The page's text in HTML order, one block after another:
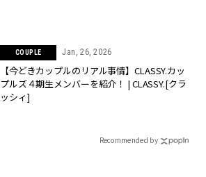
COUPLE Jan, 26, 2026
【今どきカップルのリアル事情】CLASSY.カッ
プルズ４期生メンバーを紹介！ | CLASSY.[クラ
ッシィ]
Recommended by